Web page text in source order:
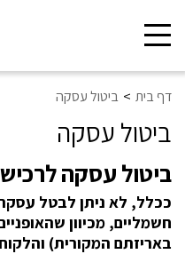
Toggle
navigation
דף בית ביטול עסקה
ביטול עסקה
ביטול עסקה
ככלל, לא ניתן לבטל
חשמליים, מכיוון
באריזתם המקורית)